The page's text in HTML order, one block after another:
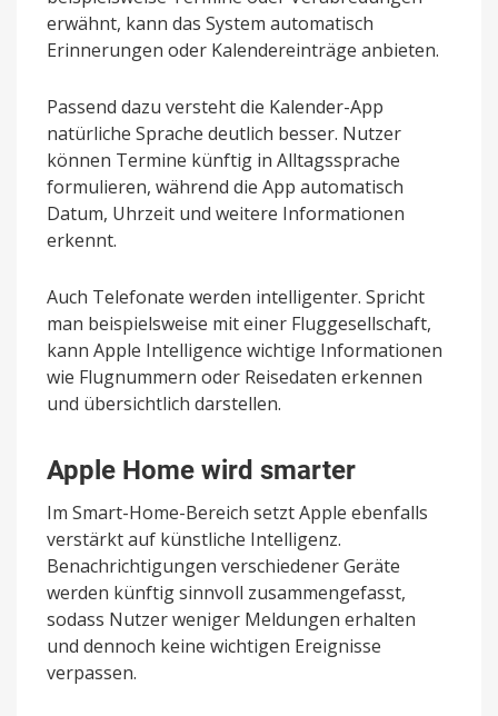
erwähnt, kann das System automatisch
Erinnerungen oder Kalendereinträge anbieten.
Passend dazu versteht die Kalender-App
natürliche Sprache deutlich besser. Nutzer
können Termine künftig in Alltagssprache
formulieren, während die App automatisch
Datum, Uhrzeit und weitere Informationen
erkennt.
Auch Telefonate werden intelligenter. Spricht
man beispielsweise mit einer Fluggesellschaft,
kann Apple Intelligence wichtige Informationen
wie Flugnummern oder Reisedaten erkennen
und übersichtlich darstellen.
Apple Home wird smarter
Im Smart-Home-Bereich setzt Apple ebenfalls
verstärkt auf künstliche Intelligenz.
Benachrichtigungen verschiedener Geräte
werden künftig sinnvoll zusammengefasst,
sodass Nutzer weniger Meldungen erhalten
und dennoch keine wichtigen Ereignisse
verpassen.